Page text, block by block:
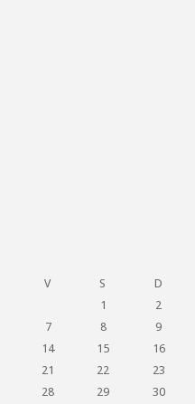
V S
D
1
2
7 8
9
14 15
16
21 22
23
28 29 30